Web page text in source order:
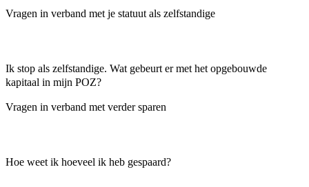
Vragen in verband met je statuut als zelfstandige
Ik stop als zelfstandige. Wat gebeurt er met het opgebouwde
kapitaal in mijn POZ?
Vragen in verband met verder sparen
Hoe weet ik hoeveel ik heb gespaard?